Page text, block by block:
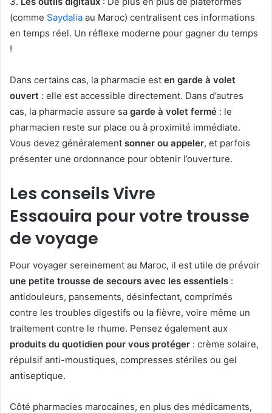
(comme Saydalia au Maroc) centralisent ces informations
en temps réel. Un réflexe moderne pour gagner du temps
!
Dans certains cas, la pharmacie est en garde à volet
ouvert : elle est accessible directement. Dans d’autres
cas, la pharmacie assure sa garde à volet fermé : le
pharmacien reste sur place ou à proximité immédiate.
Vous devez généralement sonner ou appeler, et parfois
présenter une ordonnance pour obtenir l’ouverture.
Les conseils Vivre
Essaouira pour votre trousse
de voyage
Pour voyager sereinement au Maroc, il est utile de prévoir
une petite trousse de secours avec les essentiels :
antidouleurs, pansements, désinfectant, comprimés
contre les troubles digestifs ou la fièvre, voire même un
traitement contre le rhume. Pensez également aux
produits du quotidien pour vous protéger : crème solaire,
répulsif anti-moustiques, compresses stériles ou gel
antiseptique.
Côté pharmacies marocaines, en plus des médicaments,